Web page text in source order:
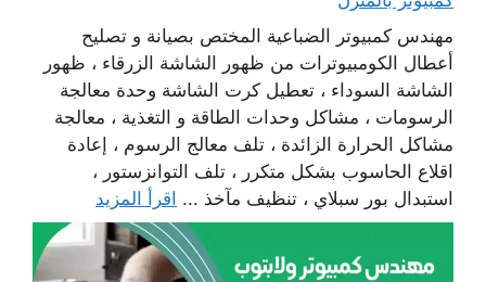
مهندس كمبيوتر الضباعية المختص بصيانة و تصليح
أعطال الكومبيوترات من ظهور الشاشة الزرقاء ، ظهور
الشاشة السوداء ، تعطيل كرت الشاشة وحدة معالجة
الرسومات ، مشاكل وحدات الطاقة و التغذية ، معالجة
مشاكل الحرارة الزائدة ، تلف معالج الرسوم ، إعادة
اقلاع الحاسوب بشكل متكرر ، تلف التوانزستور ،
استبدال بور سبلاي ، تنظيف مآخذ ... اقرأ المزيد